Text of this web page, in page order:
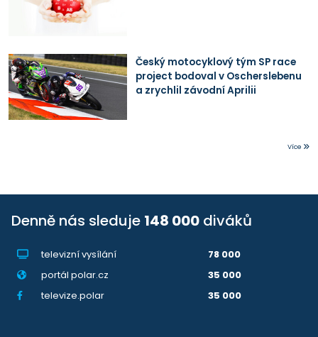
Český motocyklový tým SP race
project bodoval v Oscherslebenu
a zrychlil závodní Aprilii
Více
Denně nás sleduje 148 000 diváků
televizní vysílání
78 000
portál polar.cz
35 000
televize.polar
35 000